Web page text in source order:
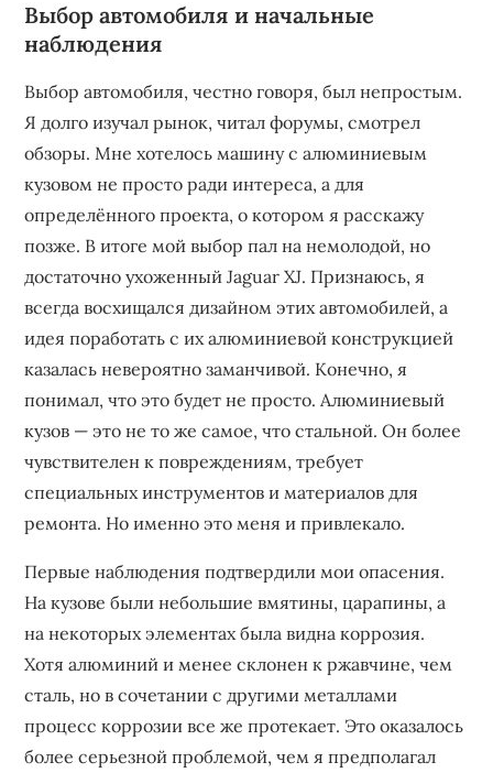
Выбор автомобиля и начальные
наблюдения
Выбор автомобиля, честно говоря, был непростым.
Я долго изучал рынок, читал форумы, смотрел
обзоры. Мне хотелось машину с алюминиевым
кузовом не просто ради интереса, а для
определённого проекта, о котором я расскажу
позже. В итоге мой выбор пал на немолодой, но
достаточно ухоженный Jaguar XJ. Признаюсь, я
всегда восхищался дизайном этих автомобилей, а
идея поработать с их алюминиевой конструкцией
казалась невероятно заманчивой. Конечно, я
понимал, что это будет не просто. Алюминиевый
кузов — это не то же самое, что стальной. Он более
чувствителен к повреждениям, требует
специальных инструментов и материалов для
ремонта. Но именно это меня и привлекало.
Первые наблюдения подтвердили мои опасения.
На кузове были небольшие вмятины, царапины, а
на некоторых элементах была видна коррозия.
Хотя алюминий и менее склонен к ржавчине, чем
сталь, но в сочетании с другими металлами
процесс коррозии все же протекает. Это оказалось
более серьезной проблемой, чем я предполагал